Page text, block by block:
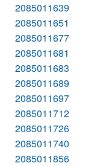
2085011639
2085011651
2085011677
2085011681
2085011683
2085011689
2085011697
2085011712
2085011726
2085011740
2085011856